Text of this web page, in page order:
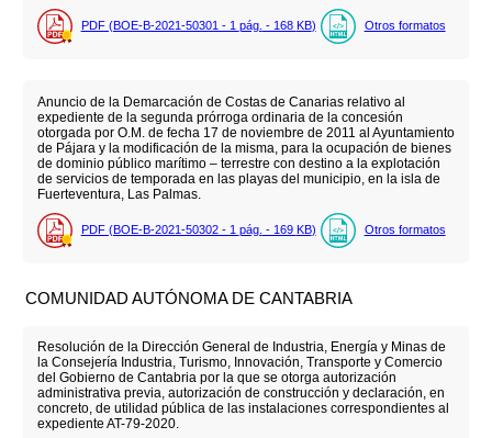
PDF (BOE-B-2021-50301 - 1 pág. - 168 KB) Otros formatos
Anuncio de la Demarcación de Costas de Canarias relativo al
expediente de la segunda prórroga ordinaria de la concesión
otorgada por O.M. de fecha 17 de noviembre de 2011 al Ayuntamiento
de Pájara y la modificación de la misma, para la ocupación de bienes
de dominio público marítimo – terrestre con destino a la explotación
de servicios de temporada en las playas del municipio, en la isla de
Fuerteventura, Las Palmas.
PDF (BOE-B-2021-50302 - 1 pág. - 169 KB) Otros formatos
COMUNIDAD AUTÓNOMA DE CANTABRIA
Resolución de la Dirección General de Industria, Energía y Minas de
la Consejería Industria, Turismo, Innovación, Transporte y Comercio
del Gobierno de Cantabria por la que se otorga autorización
administrativa previa, autorización de construcción y declaración, en
concreto, de utilidad pública de las instalaciones correspondientes al
expediente AT-79-2020.